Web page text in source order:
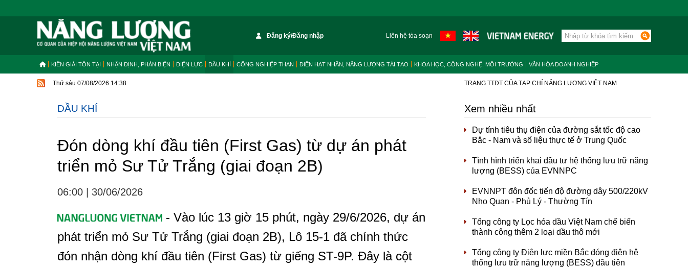
Đăng ký/Đăng nhập Liên hệ tòa soạn
KIẾN GIẢI TỒN TẠI NHẬN ĐỊNH, PHẢN BIỆN ĐIỆN LỰC DẦU KHÍ CÔNG NGHIỆP THAN ĐIỆN HẠT NHÂN, NĂNG LƯỢNG TÁI TẠO KHOA HỌC, CÔNG NGHỆ, MÔI TRƯỜNG VĂN HÓA DOANH NGHIỆP
Thứ sáu 07/08/2026 14:38 TRANG TTĐT CỦA TẠP CHÍ NĂNG LƯỢNG VIỆT NAM
DẦU KHÍ
Đón dòng khí đầu tiên (First Gas) từ dự án phát
triển mỏ Sư Tử Trắng (giai đoạn 2B)
06:00 30/06/2026
- Vào lúc 13 giờ 15 phút, ngày 29/6/2026, dự án
phát triển mỏ Sư Tử Trắng (giai đoạn 2B), Lô 15-1 đã chính thức
đón nhận dòng khí đầu tiên (First Gas) từ giếng ST-9P. Đây là cột
Xem nhiều nhất
Dự tính tiêu thụ điện của đường sắt tốc độ cao
Bắc - Nam và số liệu thực tế ở Trung Quốc
Tình hình triển khai đầu tư hệ thống lưu trữ năng
lượng (BESS) của EVNNPC
EVNNPT đôn đốc tiến độ đường dây 500/220kV
Nho Quan - Phủ Lý - Thường Tín
Tổng công ty Lọc hóa dầu Việt Nam chế biến
thành công thêm 2 loại dầu thô mới
Tổng công ty Điện lực miền Bắc đóng điện hệ
thống lưu trữ năng lượng (BESS) đầu tiên